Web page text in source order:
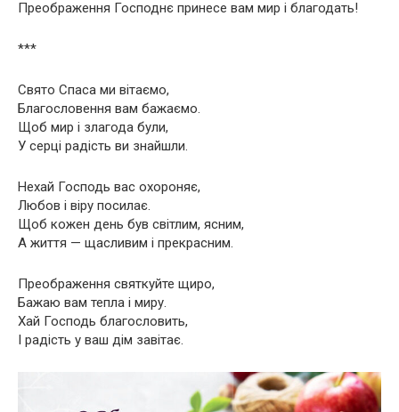
Преображення Господнє принесе вам мир і благодать!
***
Свято Спаса ми вітаємо,
Благословення вам бажаємо.
Щоб мир і злагода були,
У серці радість ви знайшли.
Нехай Господь вас охороняє,
Любов і віру посилає.
Щоб кожен день був світлим, ясним,
А життя — щасливим і прекрасним.
Преображення святкуйте щиро,
Бажаю вам тепла і миру.
Хай Господь благословить,
І радість у ваш дім завітає.